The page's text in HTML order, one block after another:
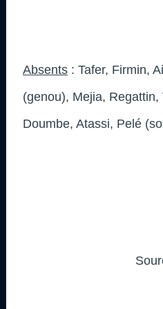
Absents : Tafer, Firmin,
(genou), Mejia,
Doumbe, Atassi, Pelé